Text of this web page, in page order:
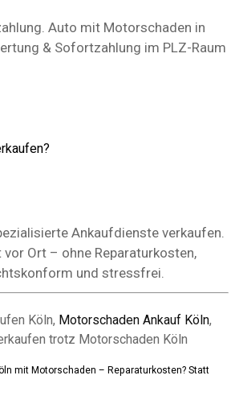
Auto mit Motorschaden in
& Sofortzahlung im PLZ-Raum
Ankaufdienste verkaufen.
Ort – ohne Reparaturkosten,
und stressfrei.
Köln, Motorschaden Ankauf Köln,
trotz Motorschaden Köln
mit Motorschaden – Reparaturkosten? Statt